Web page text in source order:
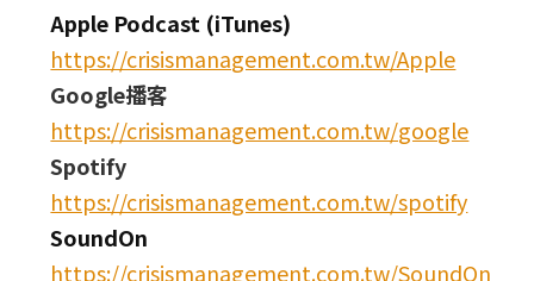
Apple Podcast (iTunes)
https://crisismanagement.com.tw/Apple
Google播客
https://crisismanagement.com.tw/google
Spotify
https://crisismanagement.com.tw/spotify
SoundOn
https://crisismanagement.com.tw/SoundOn